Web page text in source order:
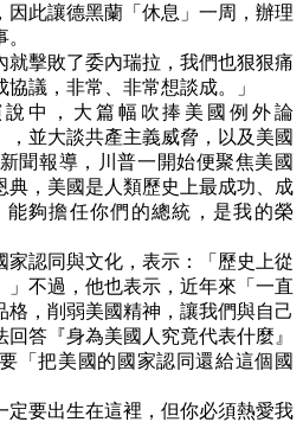
因此讓德黑蘭「休息」一周，辦理
就擊敗了委內瑞拉，我們也狠狠痛
議，非常、非常想談成。」
中，大篇幅吹捧美國例外論
，並大談共產主義威脅，以及美國
聞報導，川普一開始便聚焦美國
典，美國是人類歷史上最成功、成
夠擔任你們的總統，是我的榮
家認同與文化，表示：「歷史上從
」不過，他也表示，近年來「一直
，削弱美國精神，讓我們與自己
答『身為美國人究竟代表什麼』
「把美國的國家認同還給這個國
定要出生在這裡，但你必須熱愛我